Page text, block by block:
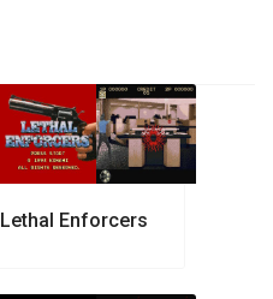
Lethal Enforcers